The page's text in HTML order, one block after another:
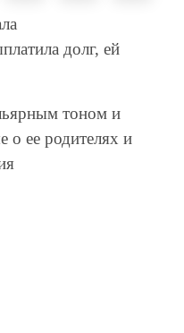
долг, ей
тоном и
о ее родителях и